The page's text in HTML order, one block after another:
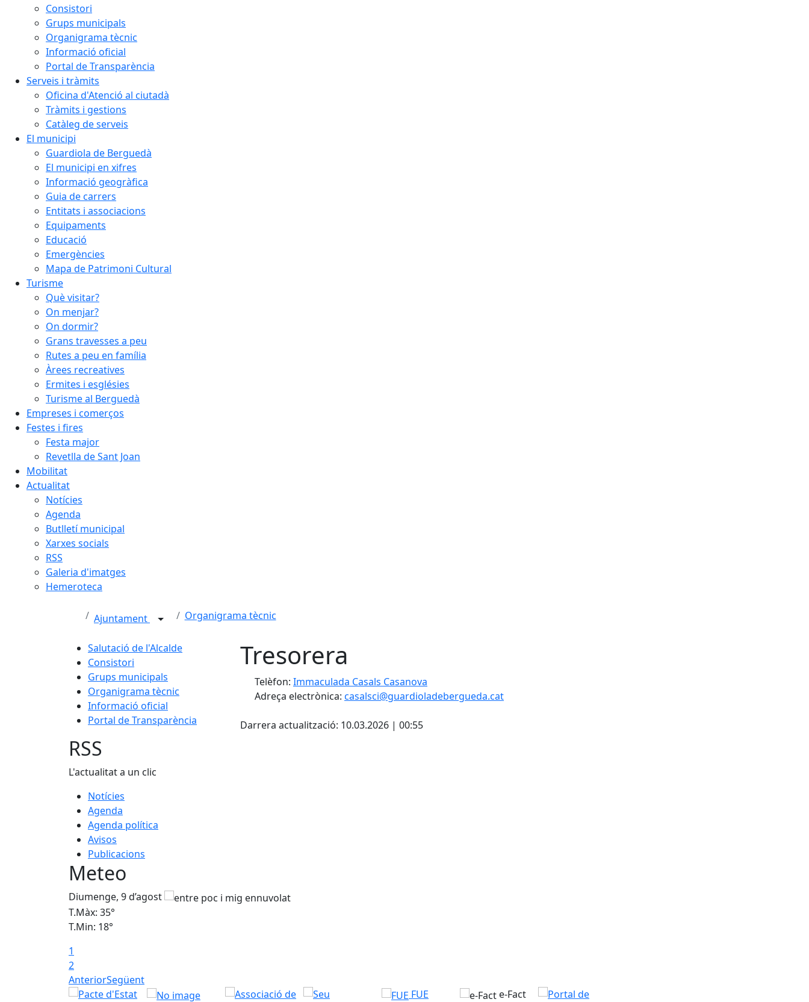
Consistori
Grups municipals
Organigrama tècnic
Informació oficial
Portal de Transparència
Serveis i tràmits
Oficina d'Atenció al ciutadà
Tràmits i gestions
Catàleg de serveis
El municipi
Guardiola de Berguedà
El municipi en xifres
Informació geogràfica
Guia de carrers
Entitats i associacions
Equipaments
Educació
Emergències
Mapa de Patrimoni Cultural
Turisme
Què visitar?
On menjar?
On dormir?
Grans travesses a peu
Rutes a peu en família
Àrees recreatives
Ermites i esglésies
Turisme al Berguedà
Empreses i comerços
Festes i fires
Festa major
Revetlla de Sant Joan
Mobilitat
Actualitat
Notícies
Agenda
Butlletí municipal
Xarxes socials
RSS
Galeria d'imatges
Hemeroteca
Ajuntament Organigrama tècnic
Salutació de l'Alcalde
Consistori
Grups municipals
Organigrama tècnic
Informació oficial
Portal de Transparència
Tresorera
Telèfon: Immaculada Casals Casanova
Adreça electrònica: casalsci@guardioladebergueda.cat
Darrera actualització: 10.03.2026 | 00:55
RSS
L'actualitat a un clic
Notícies
Agenda
Agenda política
Avisos
Publicacions
Meteo
Diumenge, 9 d’agost
T.Màx: 35°
T.Min: 18°
1
2
AnteriorSegüent
FUE e-Fact